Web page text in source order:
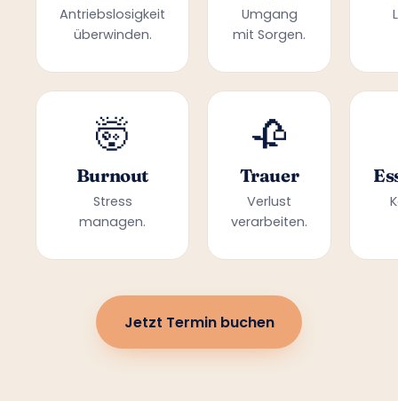
Antriebslosigkeit
überwinden.
Umgang
mit Sorgen.
🤯
Burnout
Stress
managen.
🥀
Trauer
Verlust
verarbeiten.
Jetzt Termin buchen